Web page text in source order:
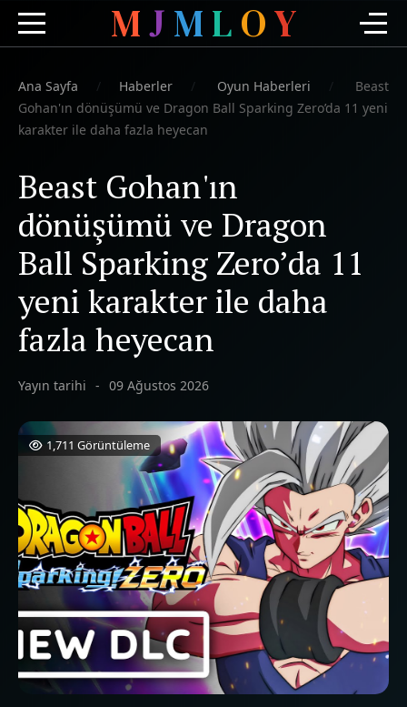
MJMLOY
Ana Sayfa Haberler Oyun Haberleri
Beast
Gohan'ın dönüşümü ve Dragon Ball Sparking Zero’da 11 yeni
karakter ile daha fazla heyecan
Beast Gohan'ın
dönüşümü ve Dragon
Ball Sparking Zero’da 11
yeni karakter ile daha
fazla heyecan
Yayın tarihi 09 Ağustos 2026
1,711 Görüntüleme